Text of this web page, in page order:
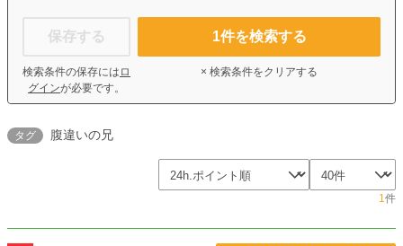
保存する
検索条件の保存には ロ
グインが必要です。
1件を検索する
× 検索条件をクリアする
タグ 腹違いの兄
1件